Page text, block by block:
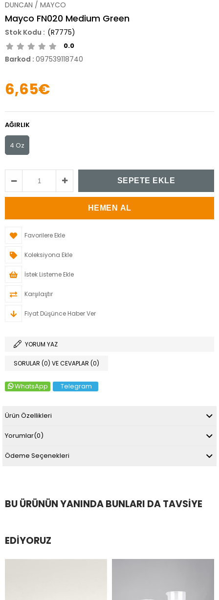
DUNCAN / MAYCO
Mayco FN020 Medium Green
(R7775)
0.0
Barkod : 097539118740
6,65€
AĞIRLIK
4 Oz
Favorilere Ekle
Koleksiyona Ekle
İstek Listeme Ekle
Karşılaştır
Fiyat Düşünce Haber Ver
YORUM YAZ
SORULAR (0) VE CEVAPLAR (0)
WhatsApp Telegram
Ürün Özellikleri
Yorumlar(0)
Ödeme Seçenekleri
BU ÜRÜNÜN YANINDA BUNLARI DA TAVSIYE
EDIYORUZ